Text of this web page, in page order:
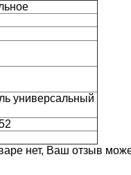
универсальный
нет, Ваш отзыв